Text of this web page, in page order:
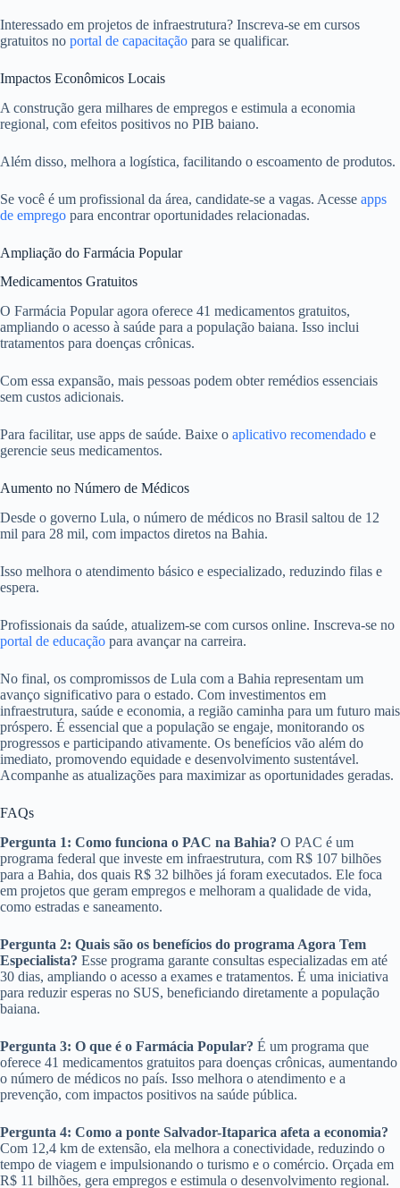
Interessado em projetos de infraestrutura? Inscreva-se em cursos
gratuitos no portal de capacitação para se qualificar.
Impactos Econômicos Locais
A construção gera milhares de empregos e estimula a economia
regional, com efeitos positivos no PIB baiano.
Além disso, melhora a logística, facilitando o escoamento de produtos.
Se você é um profissional da área, candidate-se a vagas. Acesse apps
de emprego para encontrar oportunidades relacionadas.
Ampliação do Farmácia Popular
Medicamentos Gratuitos
O Farmácia Popular agora oferece 41 medicamentos gratuitos,
ampliando o acesso à saúde para a população baiana. Isso inclui
tratamentos para doenças crônicas.
Com essa expansão, mais pessoas podem obter remédios essenciais
sem custos adicionais.
Para facilitar, use apps de saúde. Baixe o aplicativo recomendado e
gerencie seus medicamentos.
Aumento no Número de Médicos
Desde o governo Lula, o número de médicos no Brasil saltou de 12
mil para 28 mil, com impactos diretos na Bahia.
Isso melhora o atendimento básico e especializado, reduzindo filas e
espera.
Profissionais da saúde, atualizem-se com cursos online. Inscreva-se no
portal de educação para avançar na carreira.
No final, os compromissos de Lula com a Bahia representam um
avanço significativo para o estado. Com investimentos em
infraestrutura, saúde e economia, a região caminha para um futuro mais
próspero. É essencial que a população se engaje, monitorando os
progressos e participando ativamente. Os benefícios vão além do
imediato, promovendo equidade e desenvolvimento sustentável.
Acompanhe as atualizações para maximizar as oportunidades geradas.
FAQs
Pergunta 1: Como funciona o PAC na Bahia? O PAC é um
programa federal que investe em infraestrutura, com R$ 107 bilhões
para a Bahia, dos quais R$ 32 bilhões já foram executados. Ele foca
em projetos que geram empregos e melhoram a qualidade de vida,
como estradas e saneamento.
Pergunta 2: Quais são os benefícios do programa Agora Tem
Especialista? Esse programa garante consultas especializadas em até
30 dias, ampliando o acesso a exames e tratamentos. É uma iniciativa
para reduzir esperas no SUS, beneficiando diretamente a população
baiana.
Pergunta 3: O que é o Farmácia Popular? É um programa que
oferece 41 medicamentos gratuitos para doenças crônicas, aumentando
o número de médicos no país. Isso melhora o atendimento e a
prevenção, com impactos positivos na saúde pública.
Pergunta 4: Como a ponte Salvador-Itaparica afeta a economia?
Com 12,4 km de extensão, ela melhora a conectividade, reduzindo o
tempo de viagem e impulsionando o turismo e o comércio. Orçada em
R$ 11 bilhões, gera empregos e estimula o desenvolvimento regional.